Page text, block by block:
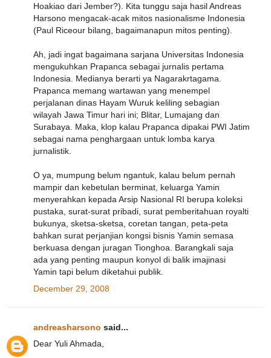
Hoakiao dari Jember?). Kita tunggu saja hasil Andreas
Harsono mengacak-acak mitos nasionalisme Indonesia
(Paul Riceour bilang, bagaimanapun mitos penting).
Ah, jadi ingat bagaimana sarjana Universitas Indonesia
mengukuhkan Prapanca sebagai jurnalis pertama
Indonesia. Medianya berarti ya Nagarakrtagama.
Prapanca memang wartawan yang menempel
perjalanan dinas Hayam Wuruk keliling sebagian
wilayah Jawa Timur hari ini; Blitar, Lumajang dan
Surabaya. Maka, klop kalau Prapanca dipakai PWI Jatim
sebagai nama penghargaan untuk lomba karya
jurnalistik.
O ya, mumpung belum ngantuk, kalau belum pernah
mampir dan kebetulan berminat, keluarga Yamin
menyerahkan kepada Arsip Nasional RI berupa koleksi
pustaka, surat-surat pribadi, surat pemberitahuan royalti
bukunya, sketsa-sketsa, coretan tangan, peta-peta
bahkan surat perjanjian kongsi bisnis Yamin semasa
berkuasa dengan juragan Tionghoa. Barangkali saja
ada yang penting maupun konyol di balik imajinasi
Yamin tapi belum diketahui publik.
December 29, 2008
andreasharsono said...
Dear Yuli Ahmada,